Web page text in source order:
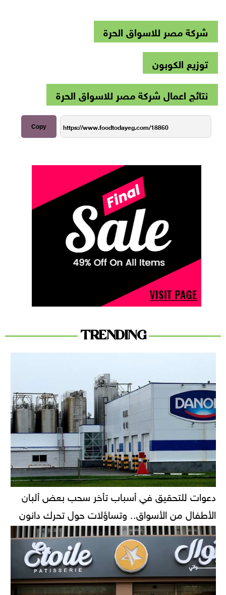
شركة مصر للاسواق الحرة
توزيع الكوبون
نتائج اعمال شركة مصر للاسواق الحرة
Copy
TRENDING
دعوات للتحقيق في أسباب تأخر سحب بعض ألبان
الأطفال من الأسواق.. وتساؤلات حول تحرك دانون